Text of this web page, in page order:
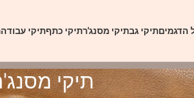
הדגמיםתיקי גבתיקי מסנג'רתיקי כתףתיקי עבודה
תיקי